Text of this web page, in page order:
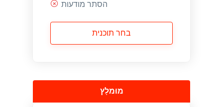
Engaging and persuasive stories that will capture
הסתר מודעות
בחר תוכנית
מוּמלָץ